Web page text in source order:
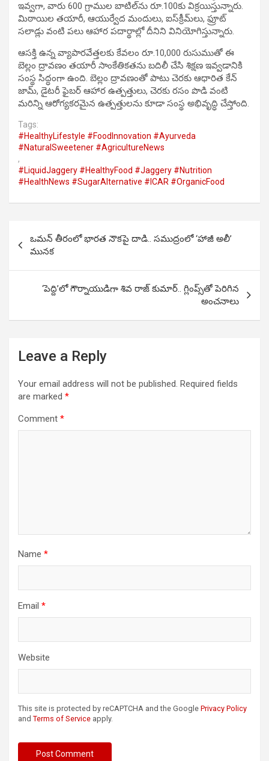
ఇవ్వగా, వారు 600 గ్రాముల బాటిల్‌ను రూ.100కు విక్రయిస్తున్నారు.
మిఠాయిల తయారీ, ఆయుర్వేద మందులు, ఐస్‌క్రీమ్‌లు, ఫ్రూట్
సలాడ్లు వంటి పలు ఆహార పదార్థాల్లో దీనిని వినియోగిస్తున్నారు.
ఆసక్తి ఉన్న వ్యాపారవేత్తలకు కేవలం రూ.10,000 రుసుముతో ఈ
బెల్లం ద్రావణం తయారీ సాంకేతికతను బదిలీ చేసి శిక్షణ ఇవ్వడానికి
సంస్థ సిద్ధంగా ఉంది. బెల్లం ద్రావణంతో పాటు చెరకు ఆధారిత కేన్
జామ్, డైటరీ ఫైబర్ ఆహార ఉత్పత్తులు, చెరకు రసం పొడి వంటి
మరిన్ని ఆరోగ్యకరమైన ఉత్పత్తులను కూడా సంస్థ అభివృద్ధి చేస్తోంది.
Tags:
#HealthyLifestyle #FoodInnovation #Ayurveda
#NaturalSweetener #AgricultureNews
,
#LiquidJaggery #HealthyFood #Jaggery #Nutrition
#HealthNews #SugarAlternative #ICAR #OrganicFood
navigation
ఒమన్ తీరంలో భారత నౌకపై దాడి.. సముద్రంలో ‘హాజీ అలీ’
మునక
‘పెద్ది’లో గౌర్నాయుడిగా శివ రాజ్ కుమార్.. గ్లింప్స్‌తో పెరిగిన
అంచనాలు
Leave a Reply
Your email address will not be published. Required fields
are marked *
Comment *
Name *
Email *
Website
This site is protected by reCAPTCHA and the Google Privacy Policy
and Terms of Service apply.